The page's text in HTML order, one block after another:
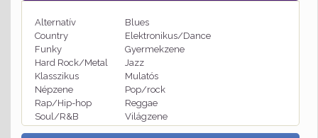
Alternatív
Blues
Country
Elektronikus/Dance
Funky
Gyermekzene
Hard Rock/Metal
Jazz
Klasszikus
Mulatós
Népzene
Pop/rock
Rap/Hip-hop
Reggae
Soul/R&B
Világzene